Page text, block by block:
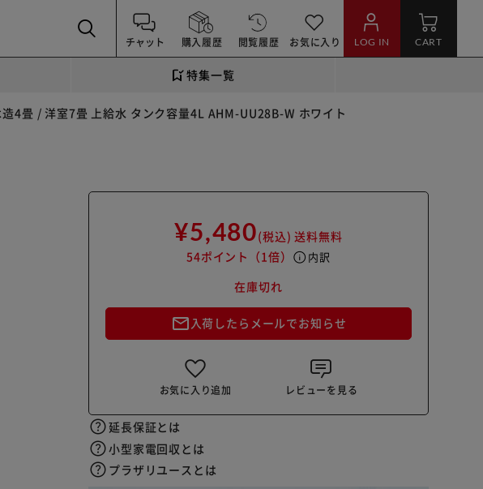
チャット 購入履歴 閲覧履歴 お気に入り LOG IN CART
特集一覧
4畳 / 洋室7畳 上給水 タンク容量4L AHM-UU28B-W ホワイト
¥5,480(税込) 送料無料
54ポイント （1倍） info 内訳
在庫切れ
mail_outline 入荷したらメールでお知らせ
お気に入り追加 レビューを見る
延長保証とは
小型家電回収とは
プラザリユースとは